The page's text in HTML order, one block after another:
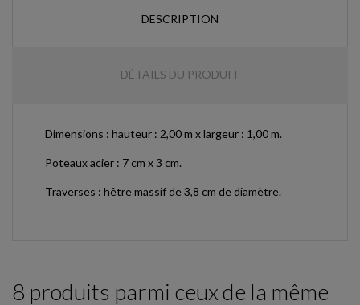
DESCRIPTION
DÉTAILS DU PRODUIT
Dimensions : hauteur : 2,00 m x largeur : 1,00 m.
Poteaux acier : 7 cm x 3 cm.
Traverses : hêtre massif de 3,8 cm de diamètre.
8 produits parmi ceux de la même